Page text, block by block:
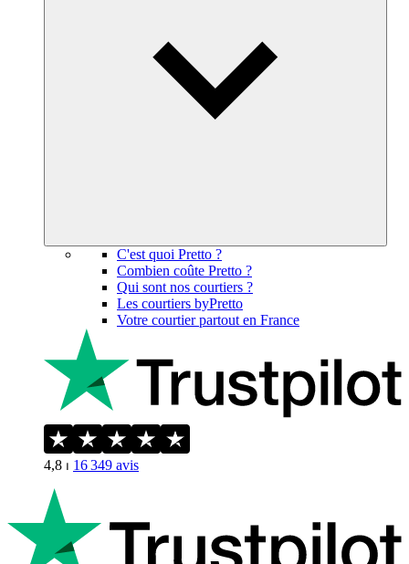
C'est quoi Pretto ?
Combien coûte Pretto ?
Qui sont nos courtiers ?
Les courtiers byPretto
Votre courtier partout en France
4,8 ⏐ 16 349 avis